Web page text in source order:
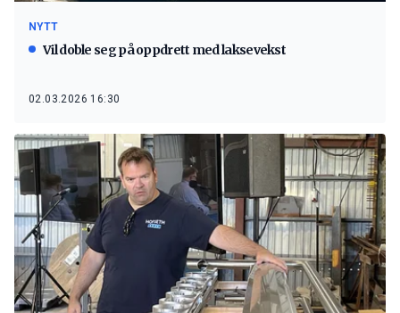
NYTT
Vil doble seg på oppdrett med laksevekst
02.03.2026 16:30